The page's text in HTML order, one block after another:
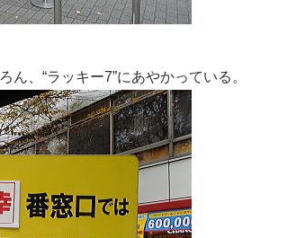
ん、“ラッキー7”にあやかっている。